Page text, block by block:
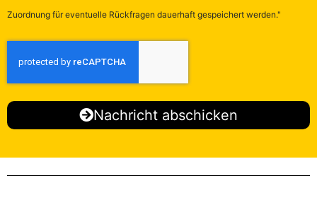
Zuordnung für eventuelle Rückfragen dauerhaft gespeichert werden."
Nachricht abschicken